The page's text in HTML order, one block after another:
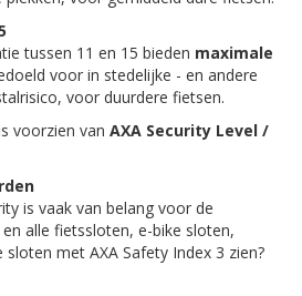
tussen 11 en 15 bieden maximale
voor in stedelijke - en andere
voor duurdere fietsen.
voorzien van AXA Security Level /
is vaak van belang voor de
alle fietssloten, e-bike sloten,
met AXA Safety Index 3 zien?